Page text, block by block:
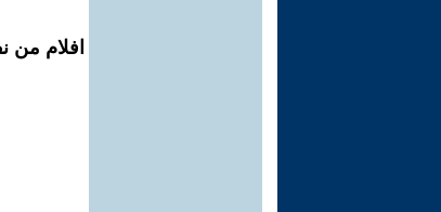
افلام من